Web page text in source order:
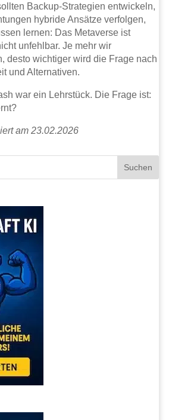
Backup-Strategien entwickeln,
hybride Ansätze verfolgen,
lernen: Das Metaverse ist
unfehlbar. Je mehr wir
desto wichtiger wird die Frage nach
und Alternativen.
war ein Lehrstück. Die Frage ist:
am 23.02.2026